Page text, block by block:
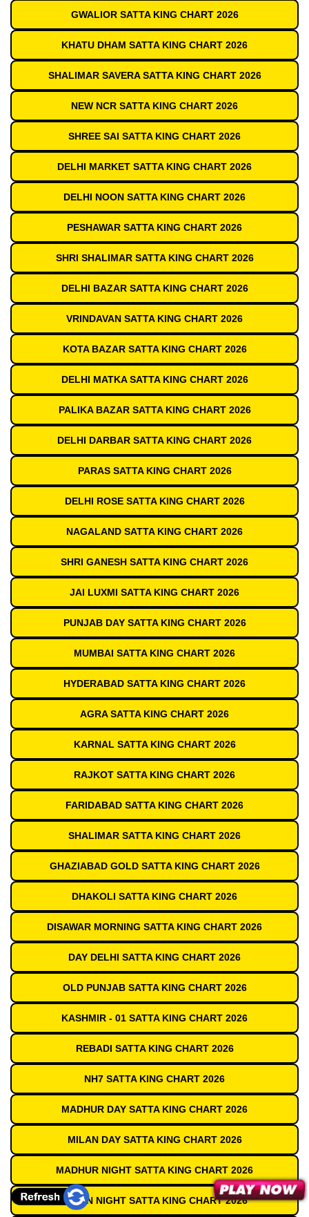
GWALIOR SATTA KING CHART 2026
KHATU DHAM SATTA KING CHART 2026
SHALIMAR SAVERA SATTA KING CHART 2026
NEW NCR SATTA KING CHART 2026
SHREE SAI SATTA KING CHART 2026
DELHI MARKET SATTA KING CHART 2026
DELHI NOON SATTA KING CHART 2026
PESHAWAR SATTA KING CHART 2026
SHRI SHALIMAR SATTA KING CHART 2026
DELHI BAZAR SATTA KING CHART 2026
VRINDAVAN SATTA KING CHART 2026
KOTA BAZAR SATTA KING CHART 2026
DELHI MATKA SATTA KING CHART 2026
PALIKA BAZAR SATTA KING CHART 2026
DELHI DARBAR SATTA KING CHART 2026
PARAS SATTA KING CHART 2026
DELHI ROSE SATTA KING CHART 2026
NAGALAND SATTA KING CHART 2026
SHRI GANESH SATTA KING CHART 2026
JAI LUXMI SATTA KING CHART 2026
PUNJAB DAY SATTA KING CHART 2026
MUMBAI SATTA KING CHART 2026
HYDERABAD SATTA KING CHART 2026
AGRA SATTA KING CHART 2026
KARNAL SATTA KING CHART 2026
RAJKOT SATTA KING CHART 2026
FARIDABAD SATTA KING CHART 2026
SHALIMAR SATTA KING CHART 2026
GHAZIABAD GOLD SATTA KING CHART 2026
DHAKOLI SATTA KING CHART 2026
DISAWAR MORNING SATTA KING CHART 2026
DAY DELHI SATTA KING CHART 2026
OLD PUNJAB SATTA KING CHART 2026
KASHMIR - 01 SATTA KING CHART 2026
REBADI SATTA KING CHART 2026
NH7 SATTA KING CHART 2026
MADHUR DAY SATTA KING CHART 2026
MILAN DAY SATTA KING CHART 2026
MADHUR NIGHT SATTA KING CHART 2026
MILAN NIGHT SATTA KING CHART 2026